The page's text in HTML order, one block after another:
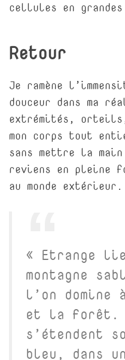
cellules en
Retour
Je ramène
douceur dans ma
extrémités,
mon corps tout
sans mettre la
reviens en pleine
au monde
« Etrange
montagne
l’on
et la forêt.
s’étendent
bleu, dans